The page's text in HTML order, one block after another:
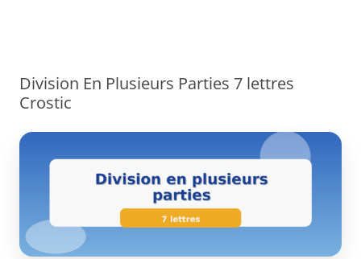
Division En Plusieurs Parties 7 lettres
Crostic